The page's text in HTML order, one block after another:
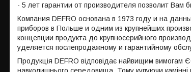
- 5 лет гарантии от производителя позволит Вам
Компания DEFRO основана в 1973 году и на
приборов в Польше и одним из крупнейших
концепции продукта до крупносерийного
уделяется послепродажному и гарантийному
Продукція DEFRO відповідає найвищим вимогам
навколишнього середовища. Тому купуючи камінні